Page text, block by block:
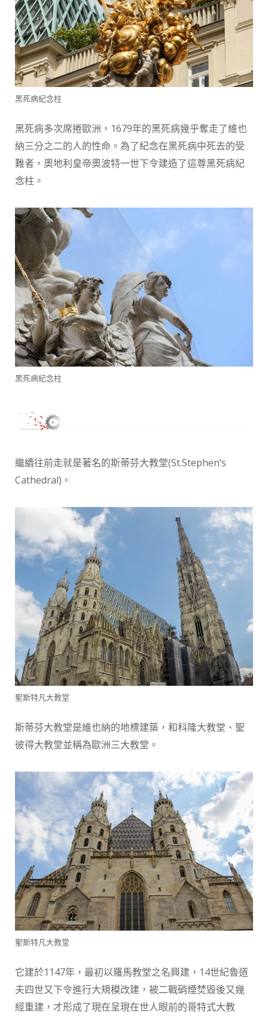
黑死病紀念柱
黑死病多次席捲歐洲，1679年的黑死病幾乎奪走了維也
納三分之二的人的性命。為了紀念在黑死病中死去的受
難者，奧地利皇帝奧波特一世下令建造了這尊黑死病紀
念柱。
黑死病紀念柱
繼續往前走就是著名的斯蒂芬大教堂(St.Stephen’s
Cathedral)。
聖斯特凡大教堂
斯蒂芬大教堂是維也納的地標建築，和科隆大教堂、聖
彼得大教堂並稱為歐洲三大教堂。
聖斯特凡大教堂
它建於1147年，最初以羅馬教堂之名興建，14世紀魯道
夫四世又下令進行大規模改建，被二戰硝煙焚毀後又幾
經重建，才形成了現在呈現在世人眼前的哥特式大教